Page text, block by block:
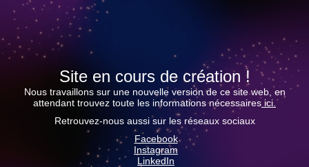
Site en cours de création !
Nous travaillons sur une nouvelle version de ce site web, en
attendant trouvez toute les informations nécessaires ici.
Retrouvez-nous aussi sur les réseaux sociaux
Facebook
Instagram
LinkedIn